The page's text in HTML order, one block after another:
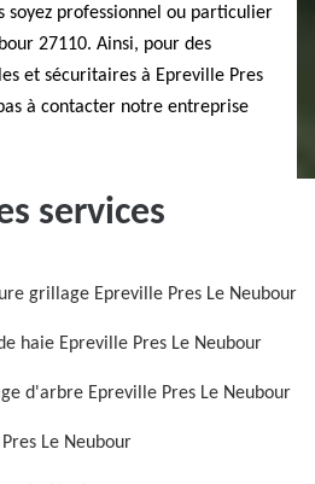
soyez professionnel ou particulier
27110. Ainsi, pour des
et sécuritaires à Epreville Pres
à contacter notre entreprise
services
grillage Epreville Pres Le Neubour
haie Epreville Pres Le Neubour
d'arbre Epreville Pres Le Neubour
Le Neubour